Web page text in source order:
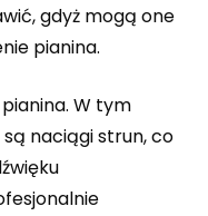
gdyż mogą one
pianina.
W tym
naciągi strun, co